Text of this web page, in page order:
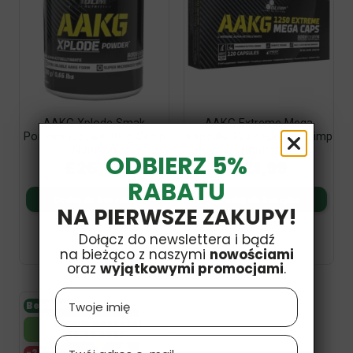
AAKG Xplode Smak
Pomarańczowy 300g Olimp
£26,99
Dodaj do koszyka
AAKG Extreme Mega
Kapsułki 120 Kapsułek Olimp
£21,99
Dodaj do koszyka
Bestseller
Termin ważności
30.06.2027
ODBIERZ 5%
RABATU
NA PIERWSZE ZAKUPY!
Dołącz do newslettera i bądź
na bieżąco z naszymi nowościami
oraz wyjątkowymi promocjami.
Name
Email